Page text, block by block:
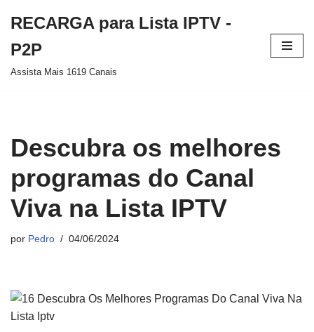
para
o
RECARGA para Lista IPTV -
P2P
Assista Mais 1619 Canais
Descubra os melhores
programas do Canal
Viva na Lista IPTV
por Pedro 04/06/2024